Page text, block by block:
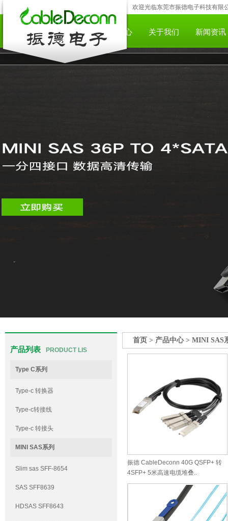
欢迎光临东莞市振德电子科技有限
网站首页 产品中心 下载中心 关于我们 新闻资讯
产品列表 PRODUCT LIS
Type C系列
Type-c 转换器
Type-c转接线
Type-c 转接头
MINI SAS系列
Slim sas SFF-8654
SAS SFF8639
HDSAS SFF8643
首页 > 产品中心> MINI SAS
振德 CableDeconn 40G QSFP+ 转
4SFP+ 5米高速电缆堆叠..